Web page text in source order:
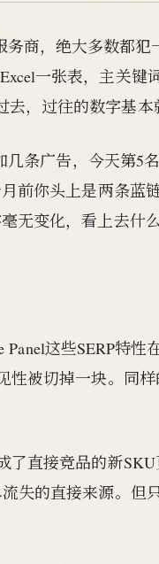
务商，绝大多数都
一张表，主关键
，过往的数字基本
条广告，今天第5
前你头上是两条蓝
无变化，看上去什
这些SERP特性
性被切掉一块。同
了直接竞品的新
失的直接来源。但